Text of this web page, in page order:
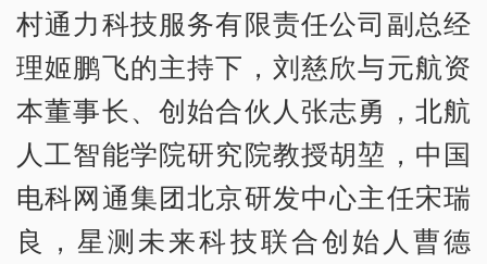
村通力科技服务有限责任公司副总经
理姬鹏飞的主持下，刘慈欣与元航资
本董事长、创始合伙人张志勇，北航
人工智能学院研究院教授胡堃，中国
电科网通集团北京研发中心主任宋瑞
良，星测未来科技联合创始人曹德